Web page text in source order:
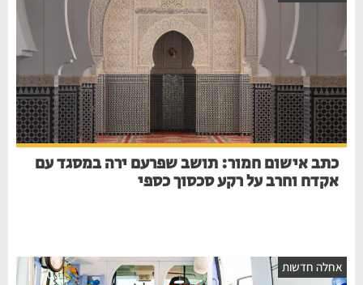
כתב אישום חמור: תושב שפרעם ירה במסגד עם
אקדח וחרב על רקע סכסוך כספי
אחלה חדשות